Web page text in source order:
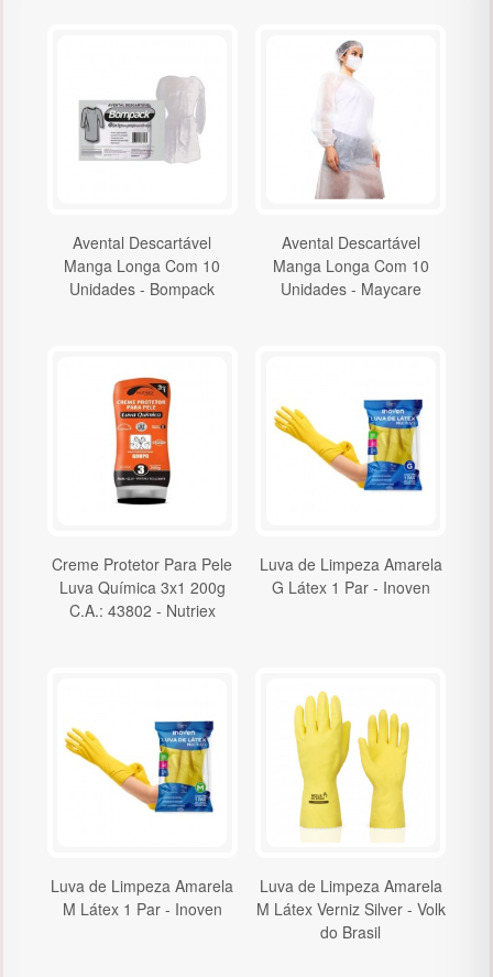
Avental Descartável
Manga Longa Com 10
Unidades - Bompack
Avental Descartável
Manga Longa Com 10
Unidades - Maycare
Creme Protetor Para Pele
Luva Química 3x1 200g
C.A.: 43802 - Nutriex
Luva de Limpeza Amarela
G Látex 1 Par - Inoven
Luva de Limpeza Amarela
M Látex 1 Par - Inoven
Luva de Limpeza Amarela
M Látex Verniz Silver - Volk
do Brasil